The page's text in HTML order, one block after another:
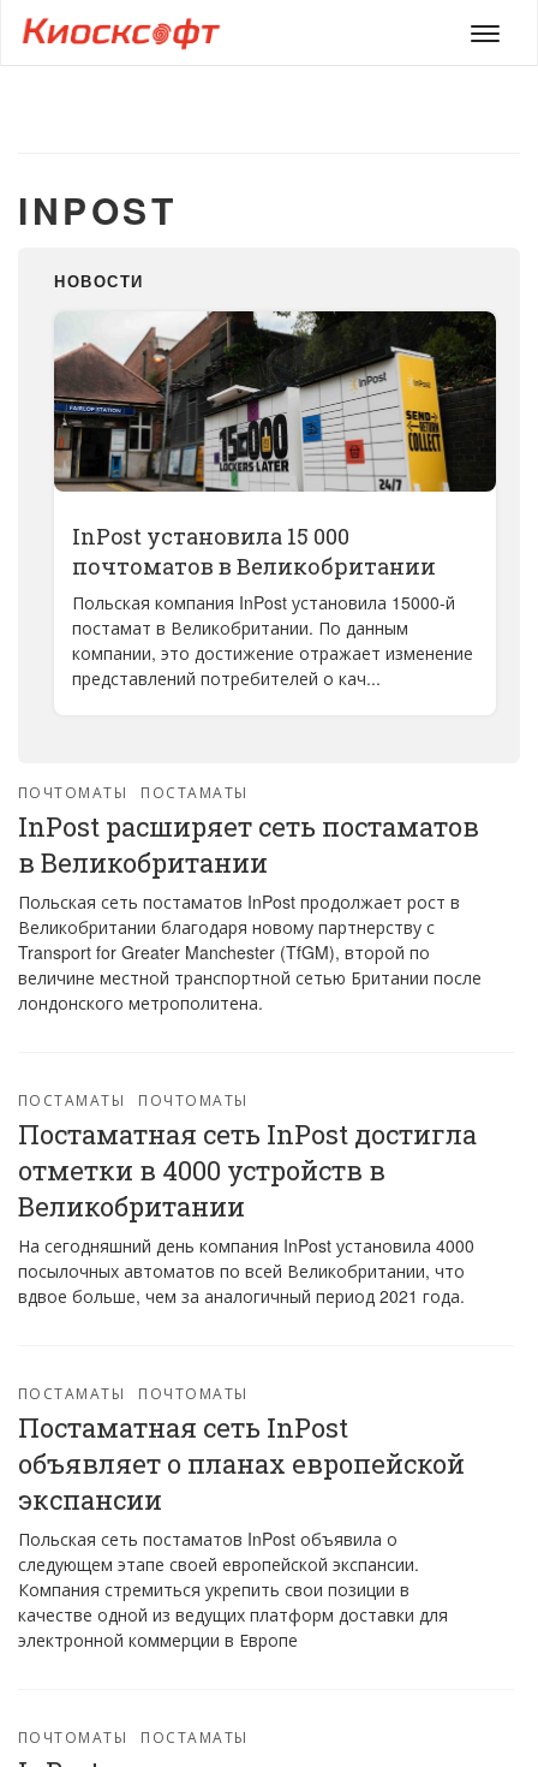
Меню
INPOST
НОВОСТИ
InPost установила 15 000
почтоматов в Великобритании
Польская компания InPost установила 15000-й
постамат в Великобритании. По данным
компании, это достижение отражает изменение
представлений потребителей о кач...
ПОЧТОМАТЫ ПОСТАМАТЫ
InPost расширяет сеть постаматов
в Великобритании
Польская сеть постаматов InPost продолжает рост в
Великобритании благодаря новому партнерству с
Transport for Greater Manchester (TfGM), второй по
величине местной транспортной сетью Британии после
лондонского метрополитена.
ПОСТАМАТЫ ПОЧТОМАТЫ
Постаматная сеть InPost достигла
отметки в 4000 устройств в
Великобритании
На сегодняшний день компания InPost установила 4000
посылочных автоматов по всей Великобритании, что
вдвое больше, чем за аналогичный период 2021 года.
ПОСТАМАТЫ ПОЧТОМАТЫ
Постаматная сеть InPost
объявляет о планах европейской
экспансии
Польская сеть постаматов InPost объявила о
следующем этапе своей европейской экспансии.
Компания стремиться укрепить свои позиции в
качестве одной из ведущих платформ доставки для
электронной коммерции в Европе
ПОЧТОМАТЫ ПОСТАМАТЫ